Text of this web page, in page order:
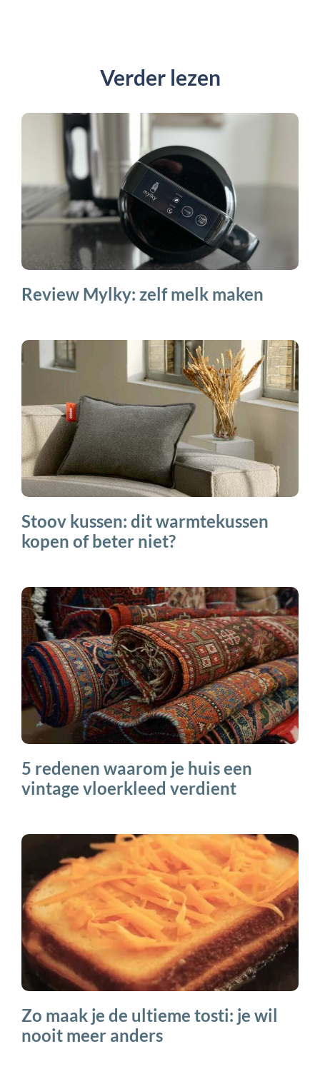
Verder lezen
Review Mylky: zelf melk maken
Stoov kussen: dit warmtekussen
kopen of beter niet?
5 redenen waarom je huis een
vintage vloerkleed verdient
Zo maak je de ultieme tosti: je wil
nooit meer anders